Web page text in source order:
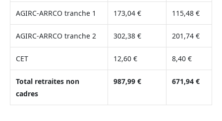
AGIRC-ARRCO tranche 1 173,04 € 115,48 €
AGIRC-ARRCO tranche 2 302,38 € 201,74 €
CET 12,60 € 8,40 €
Total retraites non
cadres
987,99 € 671,94 €